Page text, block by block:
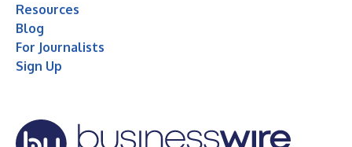
Resources
Blog
For Journalists
Sign Up